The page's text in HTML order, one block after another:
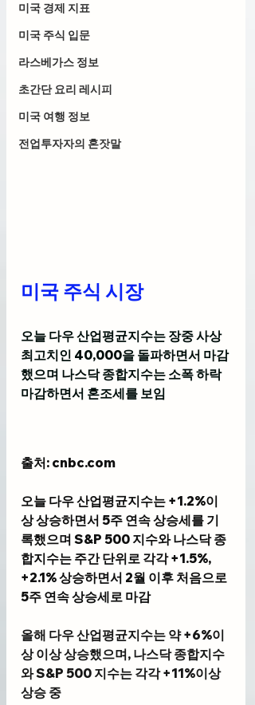
미국 경제 지표
미국 주식 입문
라스베가스 정보
초간단 요리 레시피
미국 여행 정보
전업투자자의 혼잣말
미국 주식 시장
오늘 다우 산업평균지수는 장중 사상
최고치인 40,000을 돌파하면서 마감
했으며 나스닥 종합지수는 소폭 하락
마감하면서 혼조세를 보임
출처: cnbc.com
오늘 다우 산업평균지수는 +1.2%이
상 상승하면서 5주 연속 상승세를 기
록했으며 S&P 500 지수와 나스닥 종
합지수는 주간 단위로 각각 +1.5%,
+2.1% 상승하면서 2월 이후 처음으로
5주 연속 상승세로 마감
올해 다우 산업평균지수는 약 +6%이
상 이상 상승했으며, 나스닥 종합지수
와 S&P 500 지수는 각각 +11%이상
상승 중